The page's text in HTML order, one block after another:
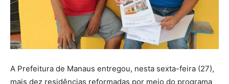
A Prefeitura de Manaus entregou, nesta sexta-feira (27),
mais dez residências reformadas por meio do programa